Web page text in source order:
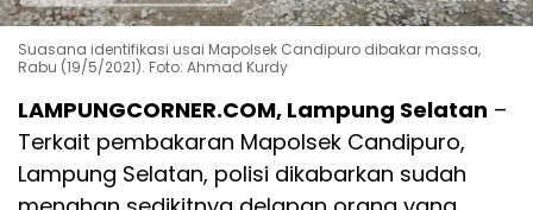
Suasana identifikasi usai Mapolsek Candipuro dibakar massa,
Rabu (19/5/2021). Foto: Ahmad Kurdy
LAMPUNGCORNER.COM, Lampung Selatan –
Terkait pembakaran Mapolsek Candipuro,
Lampung Selatan, polisi dikabarkan sudah